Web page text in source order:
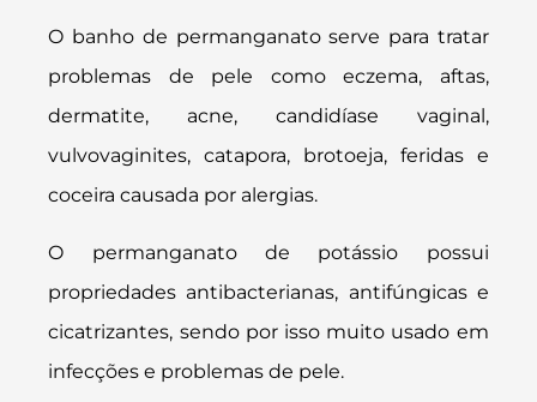
O banho de permanganato serve para tratar
problemas de pele como eczema, aftas,
dermatite, acne, candidíase vaginal,
vulvovaginites, catapora, brotoeja, feridas e
coceira causada por alergias.
O permanganato de potássio possui
propriedades antibacterianas, antifúngicas e
cicatrizantes, sendo por isso muito usado em
infecções e problemas de pele.